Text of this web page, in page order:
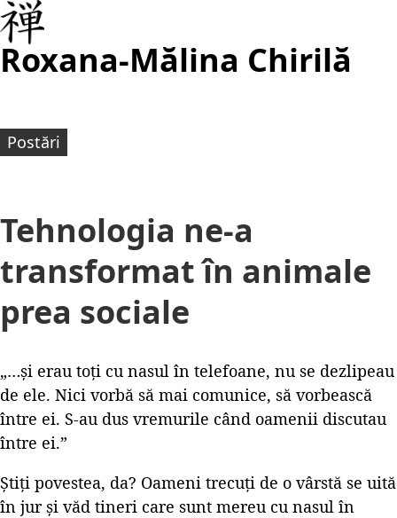
Roxana-Mălina Chirilă
Postări
Tehnologia ne-a
transformat în animale
prea sociale
„…și erau toți cu nasul în telefoane, nu se dezlipeau
de ele. Nici vorbă să mai comunice, să vorbească
între ei. S-au dus vremurile când oamenii discutau
între ei.”
Știți povestea, da? Oameni trecuți de o vârstă se uită
în jur și văd tineri care sunt mereu cu nasul în